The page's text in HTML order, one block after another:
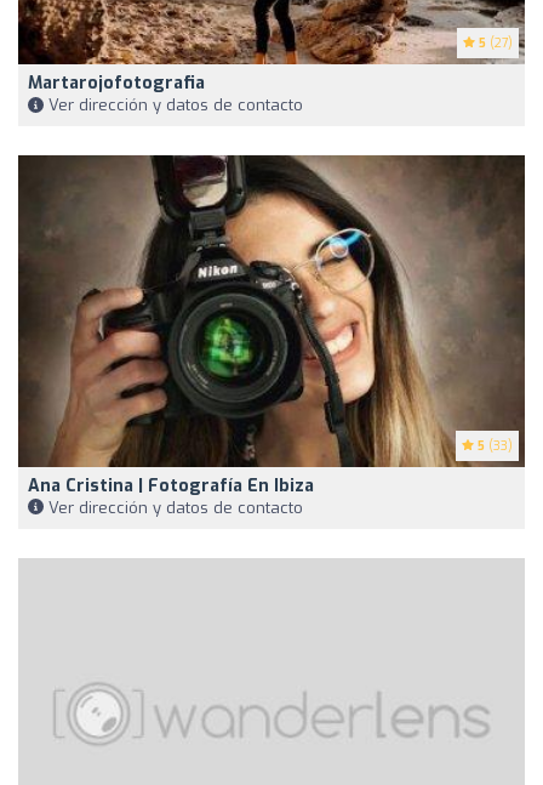
5 (27)
Martarojofotografia
Ver dirección y datos de contacto
5 (33)
Ana Cristina | Fotografía En Ibiza
Ver dirección y datos de contacto